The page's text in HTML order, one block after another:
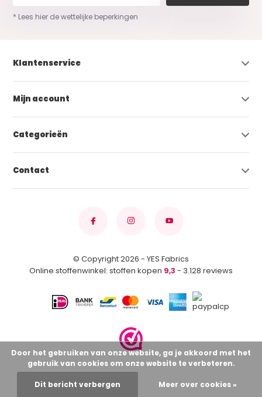
* Lees hier de wettelijke beperkingen
Klantenservice
Mijn account
Categorieën
Contact
© Copyright 2026 - YES Fabrics
Online stoffenwinkel: stoffen kopen 9,3 - 3.128 reviews
Door het gebruiken van onze website, ga je akkoord met het
gebruik van cookies om onze website te verbeteren.
Dit bericht verbergen Meer over cookies »